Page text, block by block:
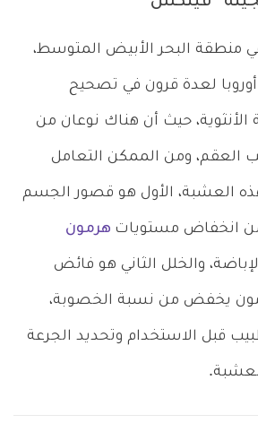
منطقة البحر الأبيض المتوسط،
لعدة قرون في تصحيح
الأنثوية، حيث أن هناك نوعان من
العقم، ومن الممكن التعامل
العشبة، الأول هو قصور الجسم
انخفاض مستويات هرمون
والخلل الثاني هو فائض
يخفض من نسبة الخصوبة،
قبل الاستخدام وتحديد الجرعة